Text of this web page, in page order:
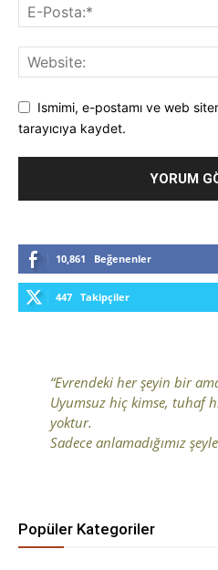
Ismimi, e-postamı ve web
tarayıcıya kaydet.
10,861 Beğenenler
447 Takipçiler
“Evrendeki her şeyin bir
Uyumsuz hiç kimse, tuhaf
yoktur.
Sadece anlamadığımız
Popüler Kategoriler